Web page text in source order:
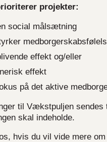
projekter:
social målsætning
effekt og/eller
effekt
på det aktive
til Vækstpuljen
skal indeholde.
hvis du vil vide mere